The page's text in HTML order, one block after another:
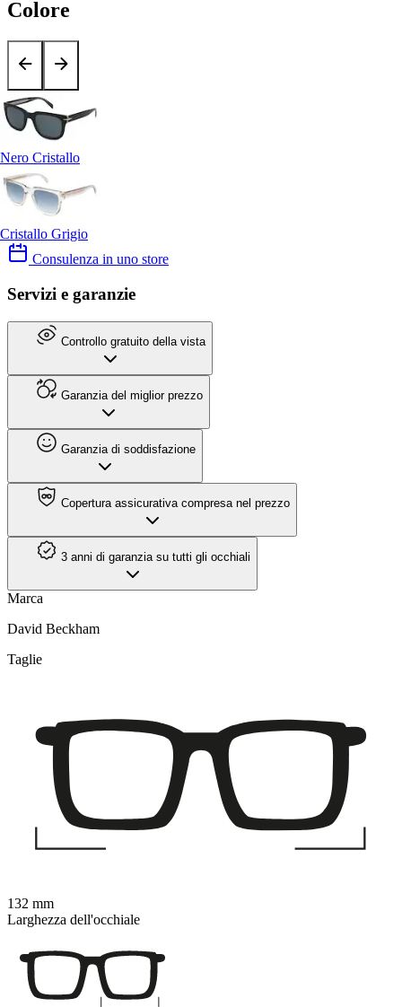
Colore
Nero Cristallo
Cristallo Grigio
Consulenza in uno store
Servizi e garanzie
Controllo gratuito della vista
Garanzia del miglior prezzo
Garanzia di soddisfazione
Copertura assicurativa compresa nel prezzo
3 anni di garanzia su tutti gli occhiali
Marca
David Beckham
Taglie
132 mm
Larghezza dell'occhiale